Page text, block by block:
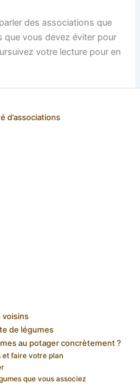
des associations que
que vous devez éviter pour
votre lecture pour en
d’associations
voisins
de légumes
au potager concrètement ?
et faire votre plan
que vous associez